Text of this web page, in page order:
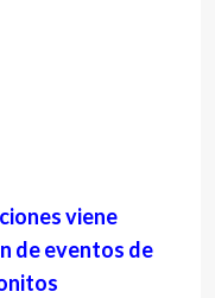
viene
de eventos de